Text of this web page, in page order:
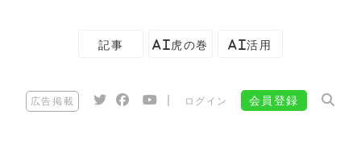
記事 AI虎の巻 AI活用
広告掲載 ログイン 会員登録